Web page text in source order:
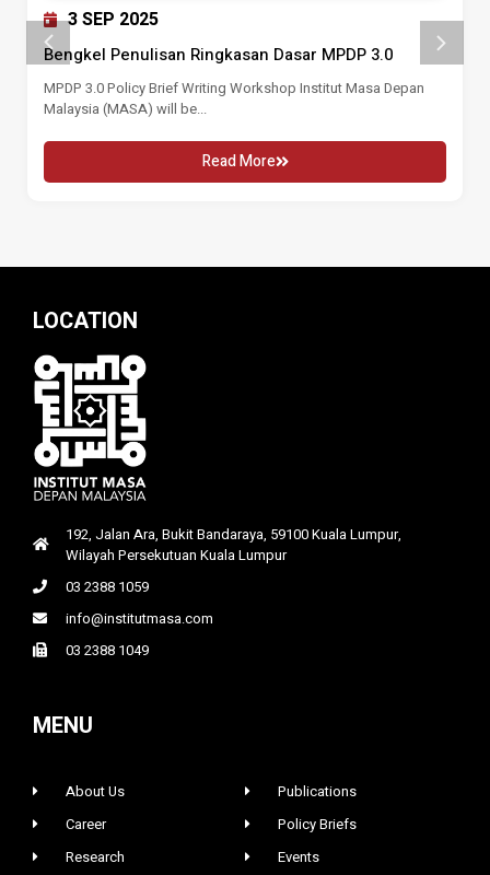
3 SEP 2025
Bengkel Penulisan Ringkasan Dasar MPDP 3.0
MPDP 3.0 Policy Brief Writing Workshop Institut Masa Depan
Malaysia (MASA) will be...
Read More
LOCATION
192, Jalan Ara, Bukit Bandaraya, 59100 Kuala Lumpur,
Wilayah Persekutuan Kuala Lumpur
03 2388 1059
info@institutmasa.com
03 2388 1049
MENU
About Us
Career
Research
Publications
Policy Briefs
Events